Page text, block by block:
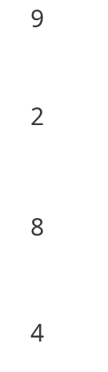
9
2
8
4